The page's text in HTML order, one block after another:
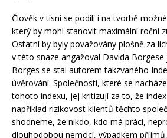
Člověk v tísni se podílí i na tvorbě
který by mohl stanovit maximální roční
Ostatní by byly považovány plošně za
v této snaze angažoval Davida
Borges se stal autorem takzvaného
úvěrování. Společnosti, které se
tohoto indexu, jej kritizují za to, že
například rizikovost klientů těchto
shodneme, že nikdo, kdo má práci,
dlouhodobou nemocí, výpadkem